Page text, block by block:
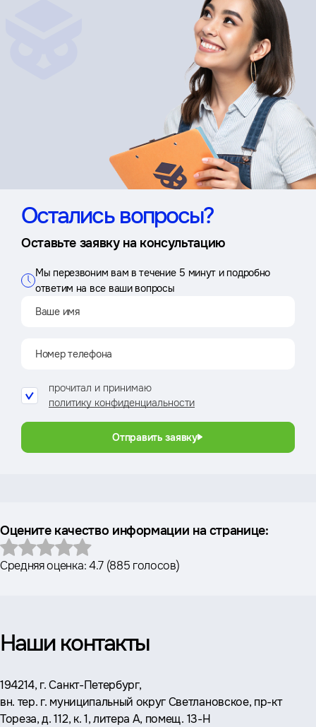
Остались вопросы?
Оставьте заявку на консультацию
Мы перезвоним вам в течение 5 минут и подробно
ответим на все ваши вопросы
прочитал и принимаю
политику конфиденциальности
Отправить заявку
Оцените качество информации на странице:
Средняя оценка:4.7(885 голосов)
Наши контакты
Адрес:
194214, г. Санкт-Петербург,
вн. тер. г. муниципальный округ Светлановское, пр-кт
Тореза, д. 112, к. 1, литера А, помещ. 13-Н